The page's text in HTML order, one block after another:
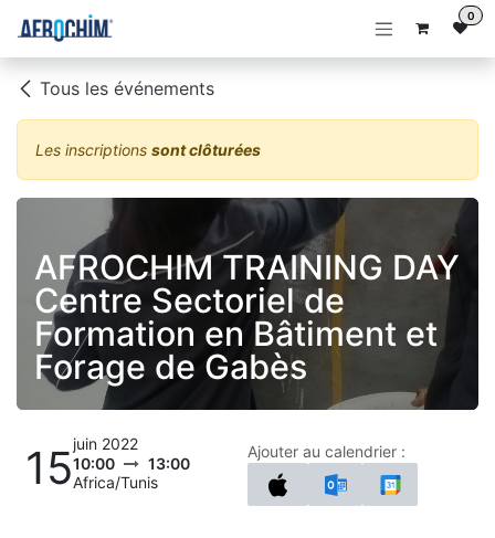
Se rendre au contenu 0
Tous les événements
Les inscriptions sont clôturées
AFROCHIM TRAINING DAY
Centre Sectoriel de
Formation en Bâtiment et
Forage de Gabès
15juin 2022
10:00
13:00
Africa/Tunis
Ajouter au calendrier :